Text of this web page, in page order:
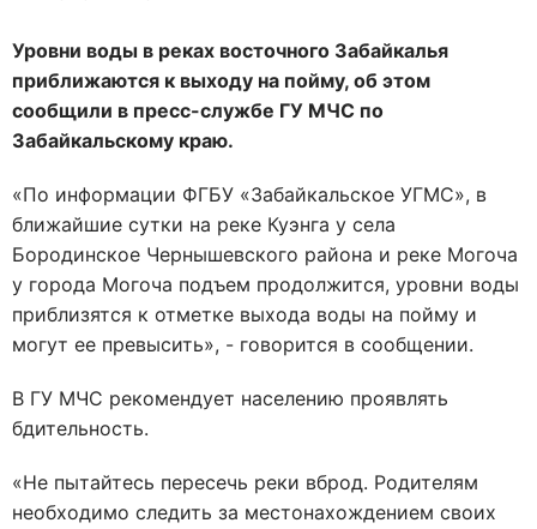
Уровни воды в реках восточного Забайкалья
приближаются к выходу на пойму, об этом
сообщили в пресс-службе ГУ МЧС по
Забайкальскому краю.
«По информации ФГБУ «Забайкальское УГМС», в
ближайшие сутки на реке Куэнга у села
Бородинское Чернышевского района и реке Могоча
у города Могоча подъем продолжится, уровни воды
приблизятся к отметке выхода воды на пойму и
могут ее превысить», - говорится в сообщении.
В ГУ МЧС рекомендует населению проявлять
бдительность.
«Не пытайтесь пересечь реки вброд. Родителям
необходимо следить за местонахождением своих